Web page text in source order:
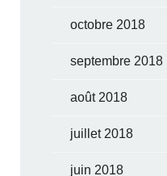
octobre 2018
septembre 2018
août 2018
juillet 2018
juin 2018